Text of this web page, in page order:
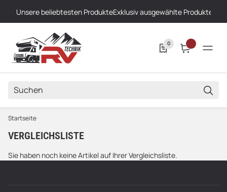
Unsere beliebtesten ProdukteExklusiv ausgewählte Produkte
0
Startseite
VERGLEICHSLISTE
Sie haben noch keine Artikel auf Ihrer Vergleichsliste.